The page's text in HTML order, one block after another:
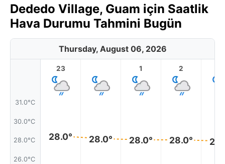
Dededo Village, Guam için Saatlik
Hava Durumu Tahmini Bugün
Thursday, August 06, 2026
31.0°C
30.0°C
28.0°C
26.0°C
23
28.0° 28.0°
1
28.0°
2
28.0°